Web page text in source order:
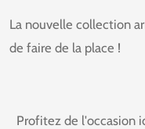
La nouvelle collection
de faire de la place !
Profitez de l'occasion